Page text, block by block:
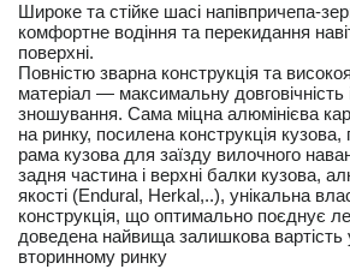
Широке та стійке шасі напівпричепа-
комфортне водіння та перекидання
поверхні.
Повністю зварна конструкція та
матеріал — максимальну довговічність
зношування. Сама міцна алюмінієва
на ринку, посилена конструкція
рама кузова для заїзду вилочного
задня частина і верхні балки кузова,
якості (Endural, Herkal,..), унікальна
конструкція, що оптимально поєднує
доведена найвища залишкова вартість
вторинному ринку